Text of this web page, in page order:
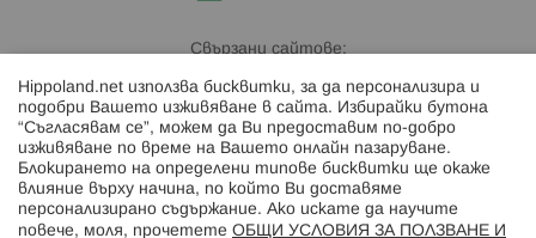
Свързани сайтове:
Hippoland.ro
Последвайте ни:
Hippoland.net използва бисквитки, за да персонализира и
подобри Вашето изживяване в сайта. Избирайки бутона
“Съгласявам се”, можем да Ви предоставим по-добро
изживяване по време на Вашето онлайн пазаруване.
Блокирането на определени типове бисквитки ще окаже
влияние върху начина, по който Ви доставяме
персонализирано съдържание. Ако искате да научите
повече, моля, прочетете ОБЩИ УСЛОВИЯ ЗА ПОЛЗВАНЕ И